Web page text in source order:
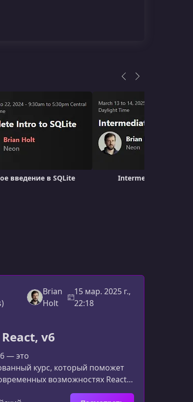
введение в SQLite Intermediate React,
Brian
Holt
15 мар. 2025 г.,
22:18
v6
— это
курс, который поможет
возможностях React
применять лучшие подходы